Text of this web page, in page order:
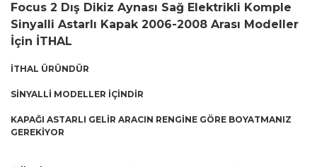
Focus 2 Dış Dikiz Aynası Sağ Elektrikli Komple
Sinyalli Astarlı Kapak 2006-2008 Arası Modeller
İçin İTHAL
İTHAL ÜRÜNDÜR
SİNYALLİ MODELLER İÇİNDİR
KAPAĞI ASTARLI GELİR ARACIN RENGİNE GÖRE BOYATMANIZ
GEREKİYOR